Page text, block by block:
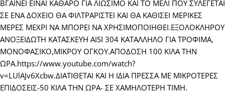
ΒΓΑΙΝΕΙ ΕΙΝΑΙ ΚΑΘΑΡΟ ΓΙΑ ΛΙΩΣΙΜΟ ΚΑΙ ΤΟ ΜΕΛΙ ΠΟΥ ΣΥΛΕΓΕΤΑΙ
ΣΕ ΕΝΑ ΔΟΧΕΙΟ ΘΑ ΦΙΛΤΡΑΡΙΣΤΕΙ ΚΑΙ ΘΑ ΚΑΘΙΣΕΙ ΜΕΡΙΚΕΣ
ΜΕΡΕΣ ΜΕΧΡΙ ΝΑ ΜΠΟΡΕΙ ΝΑ ΧΡΗΣΙΜΟΠΟΙΗΘΕΙ.ΕΞΟΛΟΚΛΗΡΟΥ
ΑΝΟΞΕΙΔΩΤΗ ΚΑΤΑΣΚΕΥΗ AISI 304 ΚΑΤΑΛΛΗΛΟ ΓΙΑ ΤΡΟΦΙΜΑ,
ΜΟΝΟΦΑΣΙΚΟ,ΜΙΚΡΟΥ ΟΓΚΟΥ.ΑΠΟΔΟΣΗ 100 ΚΙΛΑ ΤΗΝ
ΩΡΑ.https://www.youtube.com/watch?
v=LUlAJv6Xcbw.ΔΙΑΤΙΘΕΤΑΙ ΚΑΙ Η ΙΔΙΑ ΠΡΕΣΣΑ ΜΕ ΜΙΚΡΟΤΕΡΕΣ
ΕΠΙΔΟΣΕΙΣ-50 ΚΙΛΑ ΤΗΝ ΩΡΑ- ΣΕ ΧΑΜΗΛΟΤΕΡΗ ΤΙΜΗ.